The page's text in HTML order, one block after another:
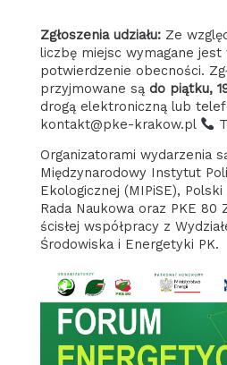
Zgłoszenia udziału:Ze
liczbę miejsc wymagane jest
potwierdzenie obecności.
przyjmowane są do piątku,
drogą elektroniczną lub
kontakt@pke-krakow.pl
Organizatorami wydarzenia są: Fundacja
Międzynarodowy Instytut
Ekologicznej (MIPiSE),
Rada Naukowa oraz PKE 80
ścisłej współpracy z
Środowiska i Energetyki PK.